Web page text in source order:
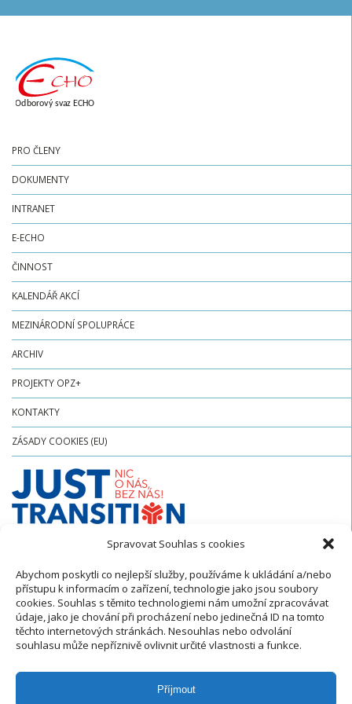
Spravovat Souhlas s cookies
Abychom poskytli co nejlepší služby, používáme k ukládání a/nebo
přístupu k informacím o zařízení, technologie jako jsou soubory
cookies. Souhlas s těmito technologiemi nám umožní zpracovávat
údaje, jako je chování při procházení nebo jedinečná ID na tomto
těchto internetových stránkách. Nesouhlas nebo odvolání
souhlasu může nepříznivě ovlivnit určité vlastnosti a funkce.
Příjmout
PRO ČLENY
DOKUMENTY
INTRANET
E-ECHO
ČINNOST
KALENDÁŘ AKCÍ
MEZINÁRODNÍ SPOLUPRÁCE
ARCHIV
PROJEKTY OPZ+
KONTAKTY
ZÁSADY COOKIES (EU)
Úvodní strana>My Bookings Listing
This page can only be accessed through links in emails related to your
Please check more about configuration at